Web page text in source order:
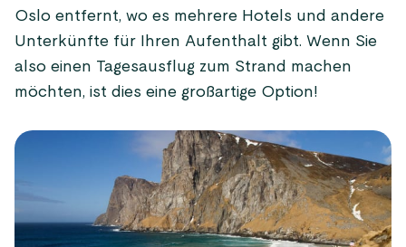
Oslo entfernt, wo es mehrere Hotels und andere
Unterkünfte für Ihren Aufenthalt gibt. Wenn Sie
also einen Tagesausflug zum Strand machen
möchten, ist dies eine großartige Option!